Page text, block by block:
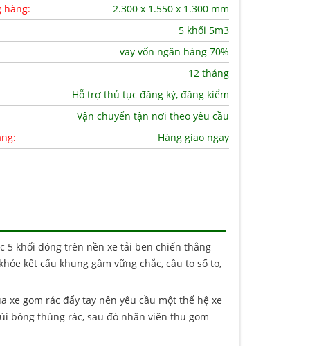
hàng:
2.300 x 1.550 x 1.300 mm
5 khối 5m3
vay vốn ngân hàng 70%
12 tháng
Hỗ trợ thủ tục đăng ký, đăng kiểm
Vận chuyển tận nơi theo yêu cầu
Hàng giao ngay
5 khối đóng trên nền xe tải ben chiến thắng
kết cấu khung gầm vững chắc, cầu to số to,
gom rác đẩy tay nên yêu cầu một thế hệ xe
bóng thùng rác, sau đó nhân viên thu gom